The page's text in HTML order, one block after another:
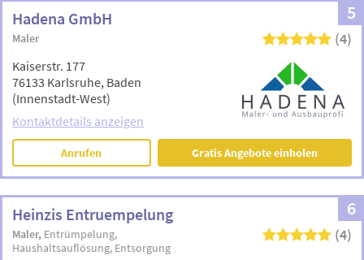
5
Hadena GmbH
Maler (4)
Kaiserstr. 177
76133 Karlsruhe, Baden
(Innenstadt-West)
Kontaktdetails anzeigen
Anrufen Gratis Angebote einholen
6
Heinzis Entruempelung
Maler Entrümpelung
Haushaltsauflösung Entsorgung
(4)